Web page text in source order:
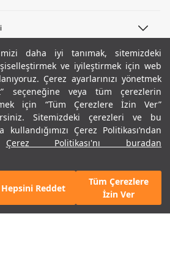
daha iyi tanımak, sitemizdeki
ve iyileştirmek için web
Çerez ayarlarınızı yönetmek
seçeneğine veya tüm çerezlerin
için “Tüm Çerezlere İzin Ver”
Sitemizdeki çerezleri ve bu
Çerez Politikası’ndan
Çerez Politikası'nı buradan
Hepsini Reddet
Tüm Çerezlere
İzin Ver
GELINCE HABER VER
- 18:00